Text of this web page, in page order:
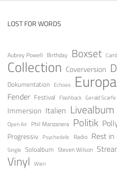
LOST FOR WORDS
Aubrey Powell Birthday Boxset
Collection Coverversion
Dokumentation Echoes
Fender Festival Flashback Gerald Scarfe
Immersion Italien Livealbum
Open Air Phil Manzanera Politik
Progressiv Psychedelic Radio Rest in
Single Soloalbum Steven Wilson
Vinyl Wien